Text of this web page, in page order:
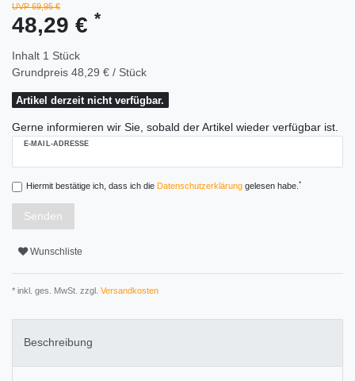
UVP 69,95 €
48,29 € *
Inhalt 1 Stück
Grundpreis 48,29 € / Stück
Artikel derzeit nicht verfügbar.
Gerne informieren wir Sie, sobald der Artikel wieder verfügbar ist.
E-MAIL-ADRESSE
Hiermit bestätige ich, dass ich die Daten­schutz­erklärunggelesen habe. *
Senden
Wunschliste
* inkl. ges. MwSt. zzgl. Versandkosten
Beschreibung